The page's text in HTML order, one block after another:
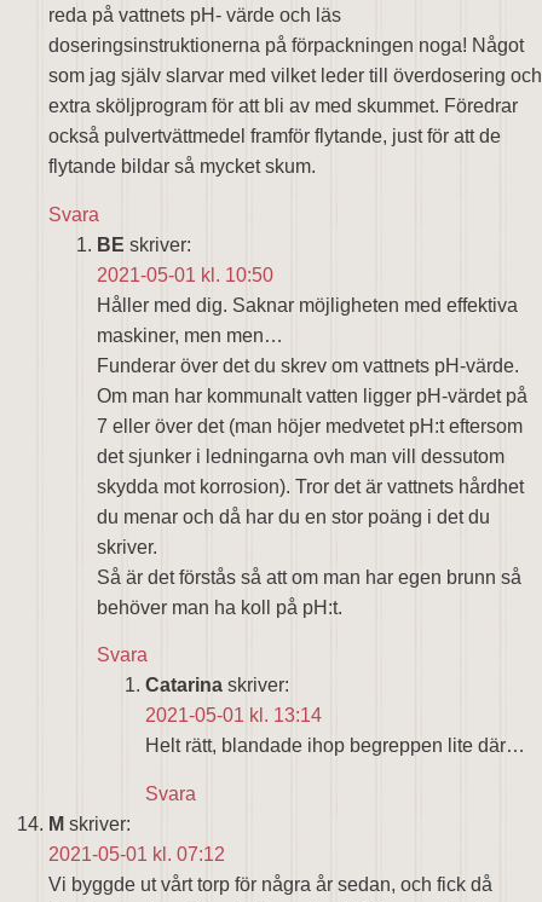
reda på vattnets pH- värde och läs
doseringsinstruktionerna på förpackningen noga! Något
som jag själv slarvar med vilket leder till överdosering och
extra sköljprogram för att bli av med skummet. Föredrar
också pulvertvättmedel framför flytande, just för att de
flytande bildar så mycket skum.
Svara
BE skriver:
2021-05-01 kl. 10:50
Håller med dig. Saknar möjligheten med effektiva
maskiner, men men…
Funderar över det du skrev om vattnets pH-värde.
Om man har kommunalt vatten ligger pH-värdet på
7 eller över det (man höjer medvetet pH:t eftersom
det sjunker i ledningarna ovh man vill dessutom
skydda mot korrosion). Tror det är vattnets hårdhet
du menar och då har du en stor poäng i det du
skriver.
Så är det förstås så att om man har egen brunn så
behöver man ha koll på pH:t.
Svara
Catarina skriver:
2021-05-01 kl. 13:14
Helt rätt, blandade ihop begreppen lite där…
Svara
M skriver:
2021-05-01 kl. 07:12
Vi byggde ut vårt torp för några år sedan, och fick då